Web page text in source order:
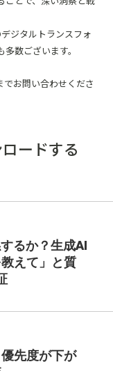
ジタルトランスフォ
数ございます。
でお問い合わせくださ
ードする
るか？生成AI
えて」と質
先度が下が